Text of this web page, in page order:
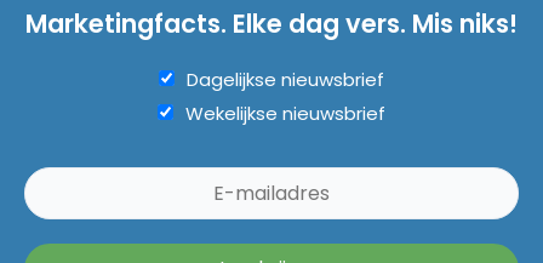
Marketingfacts. Elke dag vers. Mis niks!
Dagelijkse nieuwsbrief
Wekelijkse nieuwsbrief